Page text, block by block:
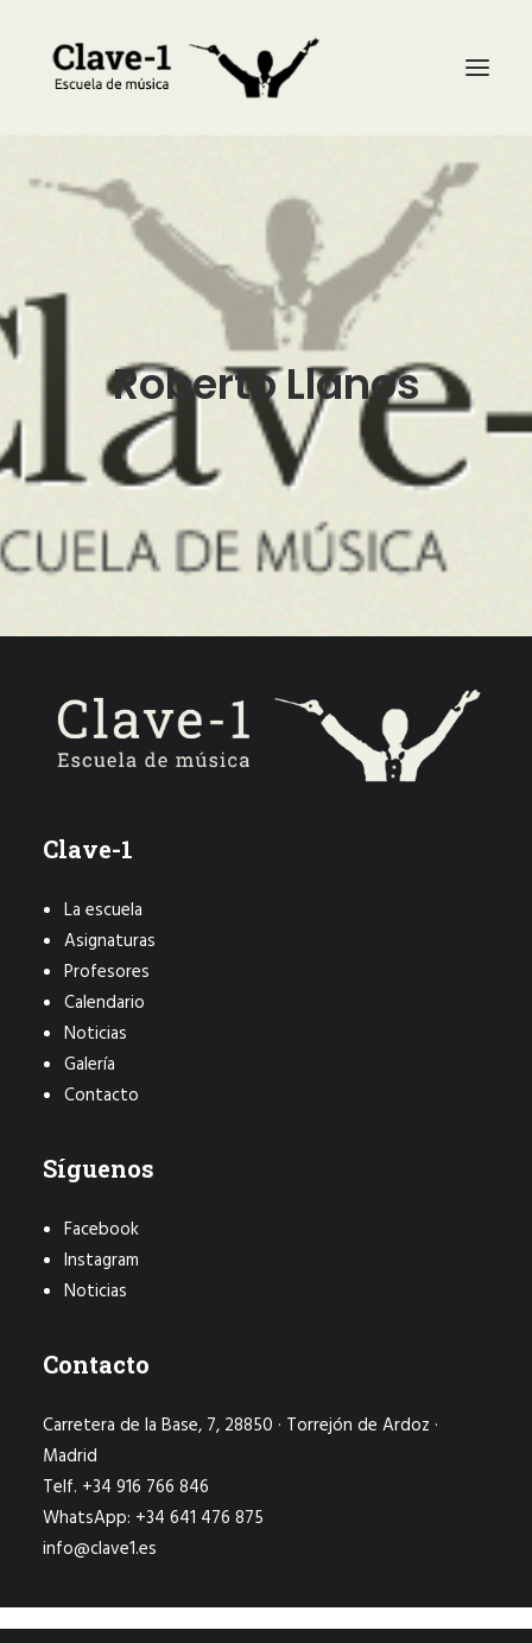
La escuela
Asignaturas
Noticias
Contacto
Roberto Llanos
Clave-1
La escuela
Asignaturas
Profesores
Calendario
Noticias
Galería
Contacto
Síguenos
Facebook
Instagram
Noticias
Contacto
Carretera de la Base, 7, 28850 · Torrejón de Ardoz ·
Madrid
Telf. +34 916 766 846
WhatsApp: +34 641 476 875
info@clave1.es